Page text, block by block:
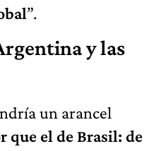
”.
y las
un arancel
que el de Brasil: de